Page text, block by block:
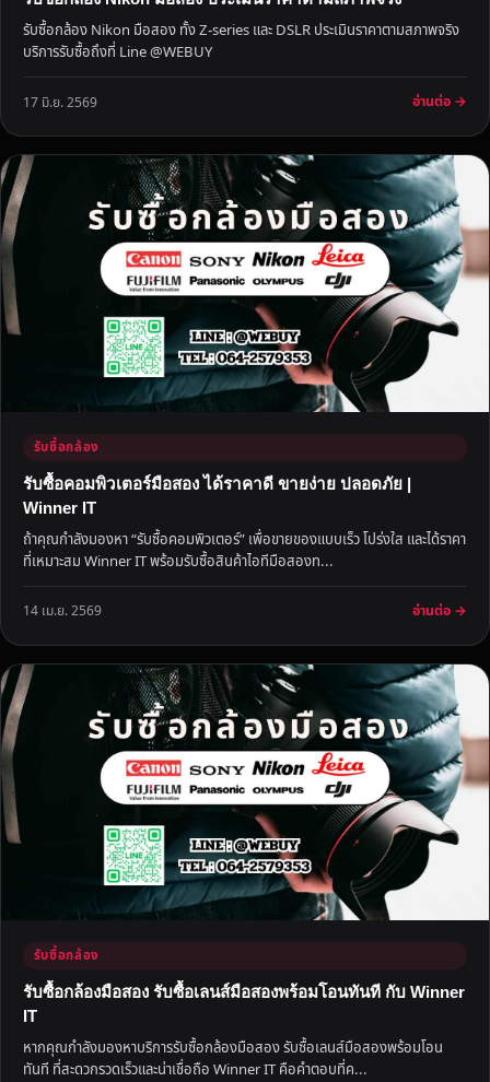
อ
มื
ส
รับซื้อกล้อง Nikon มือสอง ทั้ง Z-series และ DSLR ประเมินราคาตามสภาพจริง
บริการรับซื้อถึงที่ Line @WEBUY
17 มิ.ย. 2569 อ่านต่อ →
รับซื้อกล้อง
รับซื้อคอมพิวเตอร์มือสอง ได้ราคาดี ขายง่าย ปลอดภัย |
Winner IT
ถ้าคุณกำลังมองหา “รับซื้อคอมพิวเตอร์” เพื่อขายของแบบเร็ว โปร่งใส และได้ราคา
ที่เหมาะสม Winner IT พร้อมรับซื้อสินค้าไอทีมือสองท...
14 เม.ย. 2569 อ่านต่อ →
รับซื้อกล้อง
รับซื้อกล้องมือสอง รับซื้อเลนส์มือสองพร้อมโอนทันที กับ Winner
IT
หากคุณกำลังมองหาบริการรับซื้อกล้องมือสอง รับซื้อเลนส์มือสองพร้อมโอน
ทันที ที่สะดวกรวดเร็วและน่าเชื่อถือ Winner IT คือคำตอบที่ค...